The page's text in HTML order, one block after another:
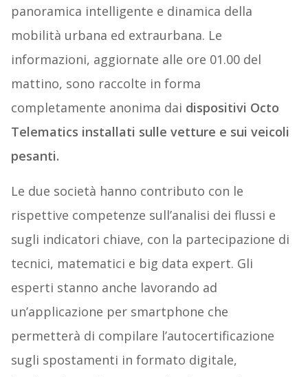
panoramica intelligente e dinamica della
mobilità urbana ed extraurbana. Le
informazioni, aggiornate alle ore 01.00 del
mattino, sono raccolte in forma
completamente anonima dai dispositivi Octo
Telematics installati sulle vetture e sui veicoli
pesanti.
Le due società hanno contributo con le
rispettive competenze sull’analisi dei flussi e
sugli indicatori chiave, con la partecipazione di
tecnici, matematici e big data expert. Gli
esperti stanno anche lavorando ad
un’applicazione per smartphone che
permetterà di compilare l’autocertificazione
sugli spostamenti in formato digitale,